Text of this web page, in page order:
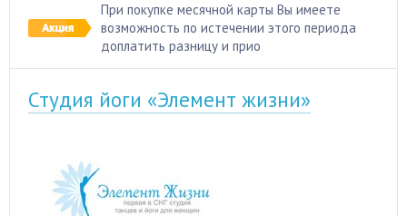
При покупке месячной карты Вы имеете
возможность по истечении этого периода
доплатить разницу и прио
Студия йоги «Элемент жизни»